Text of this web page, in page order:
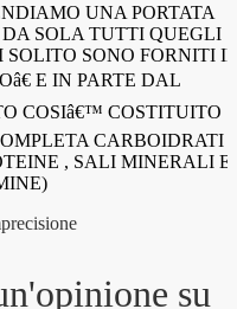
UNA PORTATA
SOLA TUTTI QUEGLI
SONO FORNITI
E IN PARTE DAL
COSIâ€™ COSTITUITO
CARBOIDRATI
, SALI MINERALI E
su